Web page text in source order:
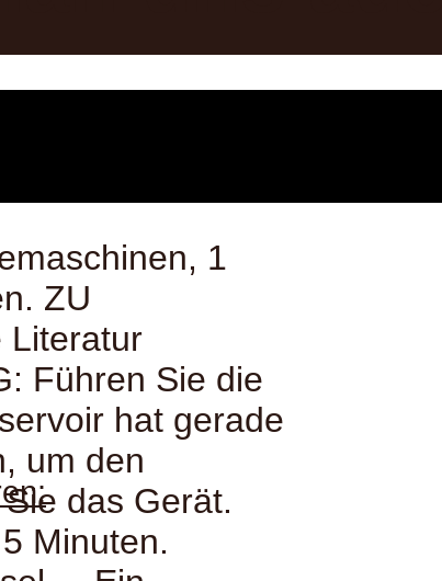
1
ZU
Literatur
Führen Sie die
hat gerade
um den
das Gerät.
Minuten.